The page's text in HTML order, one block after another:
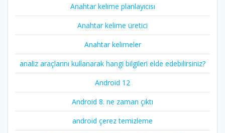
Anahtar kelime planlayıcısı
Anahtar kelime üretici
Anahtar kelimeler
analiz araçlarını kullanarak hangi bilgileri elde edebilirsiniz?
Android 12
Android 8. ne zaman çıktı
android çerez temizleme